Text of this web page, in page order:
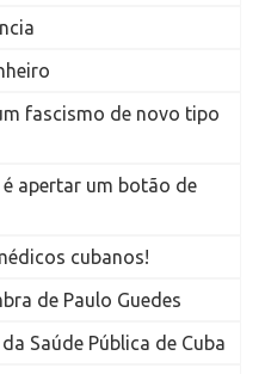
fascismo de novo tipo
apertar um botão de
cubanos!
de Paulo Guedes
Saúde Pública de Cuba